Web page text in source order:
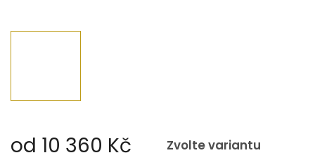
od 10 360 Kč Zvolte variantu